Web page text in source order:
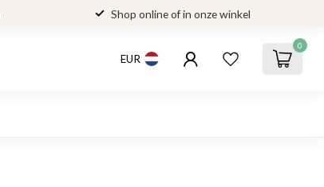
Shop online of in onze winkel
EUR
0